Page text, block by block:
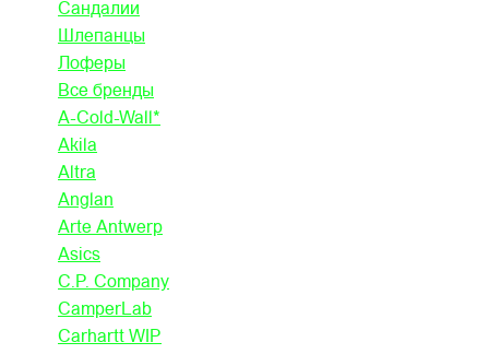
Сандалии
Шлепанцы
Лоферы
Все бренды
A-Cold-Wall*
Akila
Altra
Anglan
Arte Antwerp
Asics
C.P. Company
CamperLab
Carhartt WIP